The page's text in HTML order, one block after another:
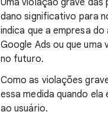
Uma violação grave
dano significativo para
indica que a empresa
Google Ads ou que
no futuro.
Como as violações
essa medida quando
ao usuário.